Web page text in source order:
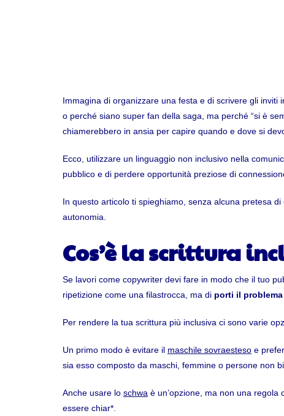
Immagina di organizzare una festa e di scrivere gli inviti
o perché siano super fan della saga, ma perché “si è
chiamerebbero in ansia per capire quando e dove si
Ecco, utilizzare un linguaggio non inclusivo nella
pubblico e di perdere opportunità preziose di
In questo articolo ti spieghiamo, senza alcuna pretesa
autonomia.
Cos’è la scrittura
Se lavori come copywriter devi fare in modo che il tuo
ripetizione come una filastrocca, ma di porti il
Per rendere la tua scrittura più inclusiva ci sono varie
Un primo modo è evitare il maschile sovraesteso e
sia esso composto da maschi, femmine o persone non
Anche usare lo schwa è un’opzione, ma non una
essere chiar*.